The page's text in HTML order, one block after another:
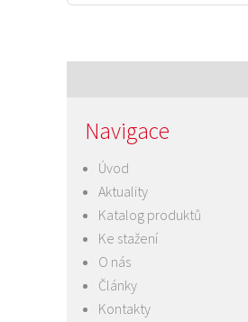
Navigace
Úvod
Aktuality
Katalog produktů
Ke stažení
O nás
Články
Kontakty